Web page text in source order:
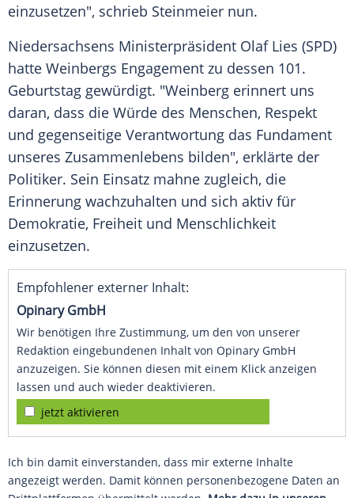
einzusetzen", schrieb Steinmeier nun.
Niedersachsens Ministerpräsident Olaf Lies (SPD)
hatte Weinbergs Engagement zu dessen 101.
Geburtstag gewürdigt. "Weinberg erinnert uns
daran, dass die Würde des Menschen, Respekt
und gegenseitige Verantwortung das Fundament
unseres Zusammenlebens bilden", erklärte der
Politiker. Sein Einsatz mahne zugleich, die
Erinnerung wachzuhalten und sich aktiv für
Demokratie, Freiheit und Menschlichkeit
einzusetzen.
Empfohlener externer Inhalt:
Opinary GmbH
Wir benötigen Ihre Zustimmung, um den von unserer
Redaktion eingebundenen Inhalt von Opinary GmbH
anzuzeigen. Sie können diesen mit einem Klick anzeigen
lassen und auch wieder deaktivieren.
jetzt aktivieren
Ich bin damit einverstanden, dass mir externe Inhalte
angezeigt werden. Damit können personenbezogene Daten an